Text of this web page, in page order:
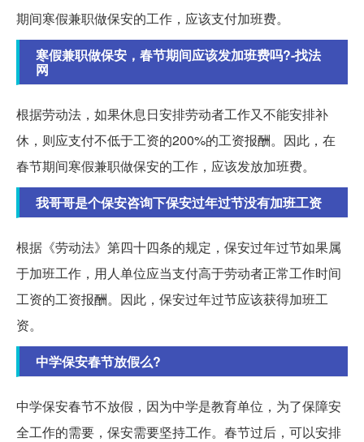
期间寒假兼职做保安的工作，应该支付加班费。
寒假兼职做保安，春节期间应该发加班费吗?-找法
网
根据劳动法，如果休息日安排劳动者工作又不能安排补
休，则应支付不低于工资的200%的工资报酬。因此，在
春节期间寒假兼职做保安的工作，应该发放加班费。
我哥哥是个保安咨询下保安过年过节没有加班工资
根据《劳动法》第四十四条的规定，保安过年过节如果属
于加班工作，用人单位应当支付高于劳动者正常工作时间
工资的工资报酬。因此，保安过年过节应该获得加班工
资。
中学保安春节放假么?
中学保安春节不放假，因为中学是教育单位，为了保障安
全工作的需要，保安需要坚持工作。春节过后，可以安排